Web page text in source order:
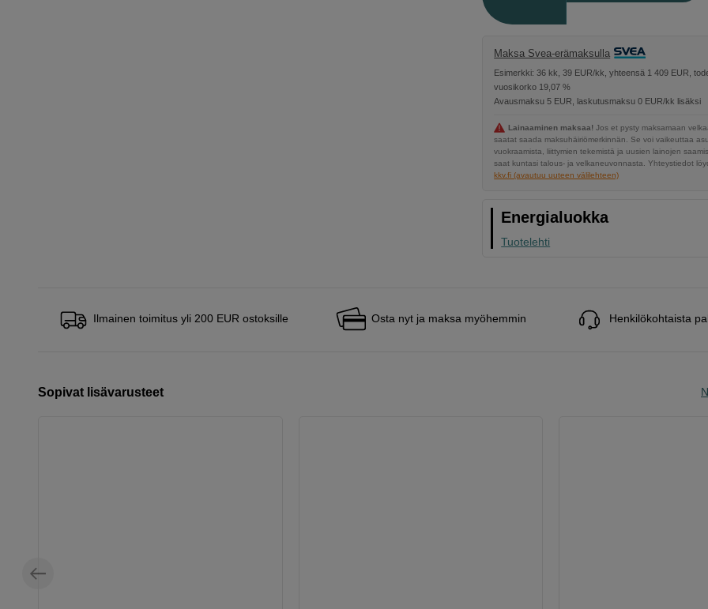
Maksa Svea-erämaksulla
Esimerkki: 36 kk, 39 EUR/kk, yhteensä 1 409 EUR,
vuosikorko 19,07 %
Avausmaksu 5 EUR, laskutusmaksu 0 EUR/kk lisäksi
Lainaaminen maksaa! Jos et pysty maksamaan
saatat saada maksuhäiriömerkinnän. Se voi vaikeuttaa
vuokraamista, liittymien tekemistä ja uusien lainojen
saat kuntasi talous- ja velkaneuvonnasta. Yhteystiedot
kkv.fi (avautuu uuteen välilehteen)
Energialuokka
Tuotelehti
Ilmainen toimitus yli 200 EUR ostoksille Osta nyt ja maksa myöhemmin Henkilökohtaista
Sopivat lisävarusteet